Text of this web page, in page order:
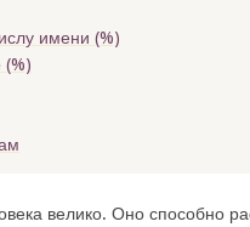
имени (%)
(%)
велико. Оно способно